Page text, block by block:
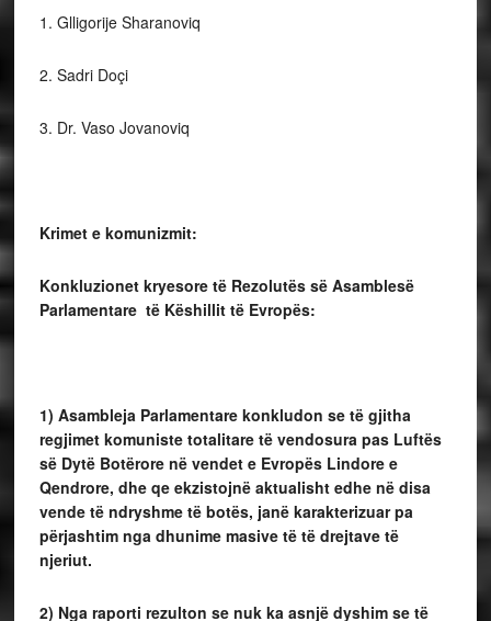
1. Glligorije Sharanoviq
2. Sadri Doçi
3. Dr. Vaso Jovanoviq
Krimet e komunizmit:
Konkluzionet kryesore të Rezolutës së Asamblesë
Parlamentare të Këshillit të Evropës:
1) Asambleja Parlamentare konkludon se të gjitha
regjimet komuniste totalitare të vendosura pas Luftës
së Dytë Botërore në vendet e Evropës Lindore e
Qendrore, dhe qe ekzistojnë aktualisht edhe në disa
vende të ndryshme të botës, janë karakterizuar pa
përjashtim nga dhunime masive të të drejtave të
njeriut.
2) Nga raporti rezulton se nuk ka asnjë dyshim se të